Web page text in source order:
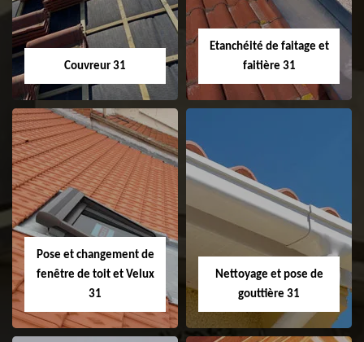
Couvreur 31
Couvreur 31
Etanchéité de faitage et
faitière 31
Etanchéité de
faitage et faitière
31
Pose et changement de
fenêtre de toit et Velux
31
Nettoyage et pose de
gouttière 31